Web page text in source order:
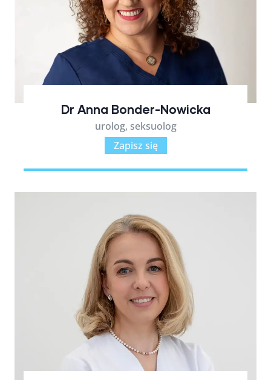
Dr Anna Bonder-Nowicka
urolog, seksuolog
Zapisz się